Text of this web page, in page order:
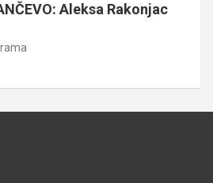
Aleksa Rakonjac